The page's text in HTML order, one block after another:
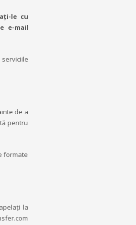
le cu
e-mail
de a
pentru
formate
la